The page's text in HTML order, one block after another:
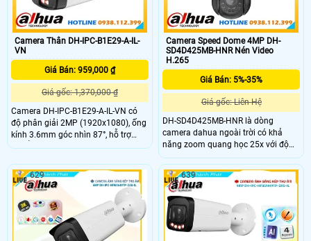
Camera Thân DH-IPC-B1E29-A-IL-
VN
Giá Bán: 959,000 ₫
Giá gốc: 1,370,000 ₫
Camera DH-IPC-B1E29-A-IL-VN có
độ phân giải 2MP (1920x1080), ống
kính 3.6mm góc nhìn 87°, hỗ trợ
chuẩn nén H.265+, tích hợp mic,
15m và hồng ngoại 30m, chuẩn
chống bụi nước IP67, cấp nguồn
qua 12VDC/PoE.
Camera Speed Dome 4MP DH-
SD4D425MB-HNR Nén Video
H.265
Giá Bán: 5%-35%
Giá gốc: Liên Hệ
DH-SD4D425MB-HNR là dòng
camera dahua ngoài trời có khả
năng zoom quang học 25x với độ
phân giải lên đến 2K ghi hình siêu
nét. ngoài ra camera này còn có
hồng ngoại tầm xa lên đến 100m
đảm bảo an ninh về đêm tuyệt đối.
Chuẩn chống nước IP67 chống sét
lan truyền 6000V hỗ trợ thẻ nhớ
512GB tên miền miễn phí
629 639